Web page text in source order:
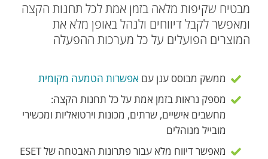
מבטיח שקיפות מלאה בזמן אמת לכל תחנות הקצה
ומאפשר לקבל דיווחים ולנהל באופן מלא את
המוצרים הפועלים על כל מערכות ההפעלה
ממשק מבוסס ענן עם אפשרות הטמעה מקומית
מספק נראות בזמן אמת על כל תחנות הקצה:
מחשבים אישיים, שרתים, מכונות וירטואליות ומכשירי
מובייל מנוהלים
מאפשר דיווח מלא עבור פתרונות האבטחה של ESET